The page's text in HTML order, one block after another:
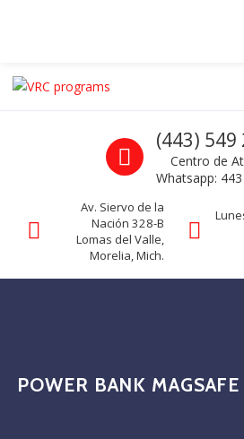
Skip to navigation
Skip to content
La seguridad de su empresa es nuestro negocio.
Call us
(443) 549
Centro de
Whatsapp:
Av. Siervo de la
Nación 328-B
Lomas del Valle,
Morelia, Mich.
POWER BANK